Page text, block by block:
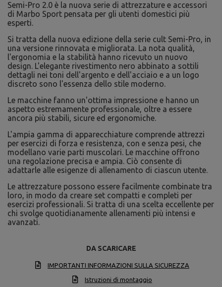
Semi-Pro 2.0 è la nuova serie di attrezzature e accessori
di Marbo Sport pensata per gli utenti domestici più
esperti.
Si tratta della nuova edizione della serie cult Semi-Pro, in
una versione rinnovata e migliorata. La nota qualità,
l'ergonomia e la stabilità hanno ricevuto un nuovo
design. L'elegante rivestimento nero abbinato a sottili
dettagli nei toni dell'argento e dell'acciaio e a un logo
discreto sono l'essenza dello stile moderno.
Le macchine fanno un'ottima impressione e hanno un
aspetto estremamente professionale, oltre a essere
ancora più stabili, sicure ed ergonomiche.
L'ampia gamma di apparecchiature comprende attrezzi
per esercizi di forza e resistenza, con e senza pesi, che
modellano varie parti muscolari. Le macchine offrono
una regolazione precisa e ampia. Ciò consente di
adattarle alle esigenze di allenamento di ciascun utente.
Le attrezzature possono essere facilmente combinate tra
loro, in modo da creare set compatti e completi per
esercizi professionali. Si tratta di una scelta eccellente per
chi svolge quotidianamente allenamenti più intensi e
avanzati.
DA SCARICARE
IMPORTANTI INFORMAZIONI SULLA SICUREZZA
Istruzioni di montaggio